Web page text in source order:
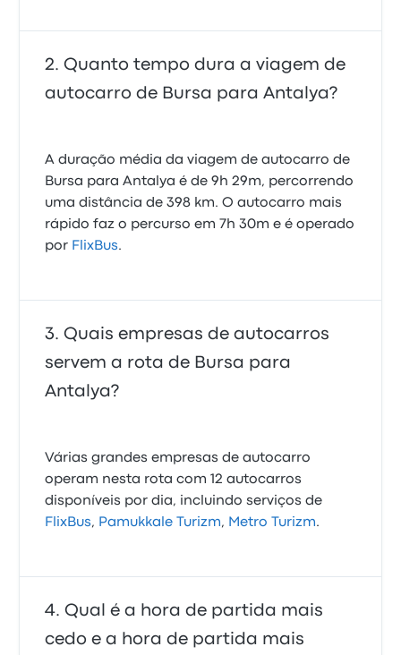
Quanto tempo dura a viagem de
autocarro de Bursa para Antalya?
A duração média da viagem de autocarro de
Bursa para Antalya é de 9h 29m, percorrendo
uma distância de 398 km. O autocarro mais
rápido faz o percurso em 7h 30m e é operado
por FlixBus.
Quais empresas de autocarros
servem a rota de Bursa para
Antalya?
Várias grandes empresas de autocarro
operam nesta rota com 12 autocarros
disponíveis por dia, incluindo serviços de
FlixBus, Pamukkale Turizm, Metro Turizm.
Qual é a hora de partida mais
cedo e a hora de partida mais